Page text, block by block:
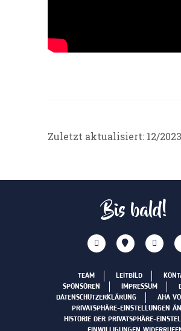
Zuletzt aktualisiert: 12/2023
Bis bald!
TEAM LEITBILD
SPONSOREN
IMPRESSUM
DATENSCHUTZERKLÄRUNG
AHA
PRIVATSPHÄRE-EINSTELLUNGEN
HISTORIE DER PRIVATSPHÄRE-